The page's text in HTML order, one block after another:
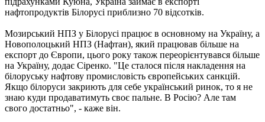
нафтопродуктів Білорусі приблизно 70 відсотків.
Мозирський НПЗ у Білорусі працює в основному на Україну, а
Новополоцький НПЗ (Нафтан), який працював більше на
експорт до Європи, цього року також переорієнтувався більше
на Україну, додає Сіренко. "Це сталося після накладення на
білоруську нафтову промисловість європейських санкцій.
Якщо білоруси закриють для себе український ринок, то я не
знаю куди продаватимуть своє пальне. В Росію? Але там
свого достатньо", - каже він.